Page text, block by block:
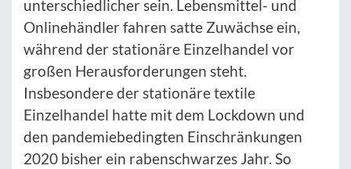
unterschiedlicher sein. Lebensmittel- und
Onlinehändler fahren satte Zuwächse ein,
während der stationäre Einzelhandel vor
großen Herausforderungen steht.
Insbesondere der stationäre textile
Einzelhandel hatte mit dem Lockdown und
den pandemiebedingten Einschränkungen
2020 bisher ein rabenschwarzes Jahr. So